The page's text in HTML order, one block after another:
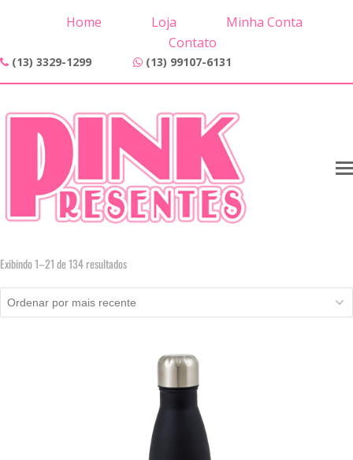
Home Loja
Minha Conta
Contato
(13) 3329-1299 (13) 99107-6131
Exibindo 1–21 de 134 resultadosClassificado
por
mais